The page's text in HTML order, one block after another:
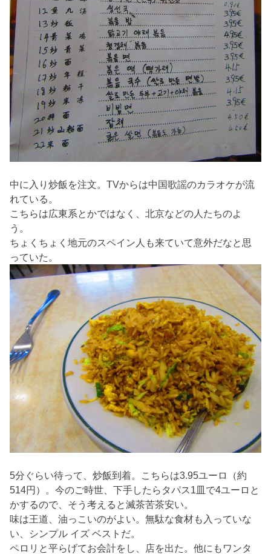
中に入り炒飯を注文。TVからは中国歌謡のカラオケが流
れている。
こちらは広東系とかではなく、北京などの人たちのよ
う。
ちょくちょく地元のスペイン人も来ていて意外だなと思
っていた。
5分ぐらい待って、炒飯到着。こちらは3.95ユーロ（約
514円）。今のご時世、下手したらタパス1皿で4ユーロと
かするので、そう考えると滅茶苦茶安い。
味は王道、油っこいのがよい。無駄な食材も入っていな
い、シンプル イズ ベストだ。
ペロリと平らげてお会計をし、店を出た。他にもワンタ